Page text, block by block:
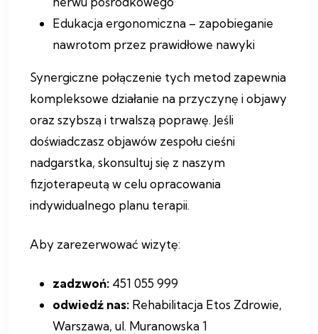
Edukacja ergonomiczna – zapobieganie
nawrotom przez prawidłowe nawyki
Synergiczne połączenie tych metod zapewnia
kompleksowe działanie na przyczynę i objawy
oraz szybszą i trwalszą poprawę. Jeśli
doświadczasz objawów zespołu cieśni
nadgarstka, skonsultuj się z naszym
fizjoterapeutą w celu opracowania
indywidualnego planu terapii.
Aby zarezerwować wizytę:
zadzwoń: 451 055 999
odwiedź nas: Rehabilitacja Etos Zdrowie,
Warszawa, ul. Muranowska 1